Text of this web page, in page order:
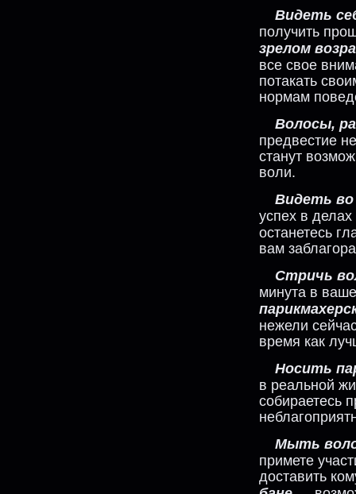
Видеть
получить
зрелом
все свое
потакать
нормам
Волосы,
предвестие
станут
воли.
Видеть во
успех в
останетесь
вам
Стричь
минута в
нежели
время как
Носить
в реальной
собираетесь
Мыть
примете
доставить